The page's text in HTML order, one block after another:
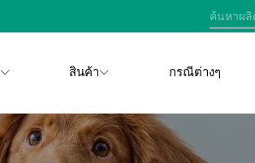
สินค้า กรณีต่างๆ